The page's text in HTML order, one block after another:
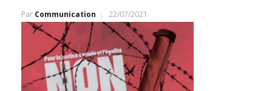
Par Communication 22/07/2021